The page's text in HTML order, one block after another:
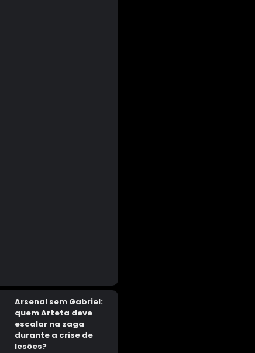
Arsenal sem Gabriel:
quem Arteta deve
escalar na zaga
durante a crise de
lesões?